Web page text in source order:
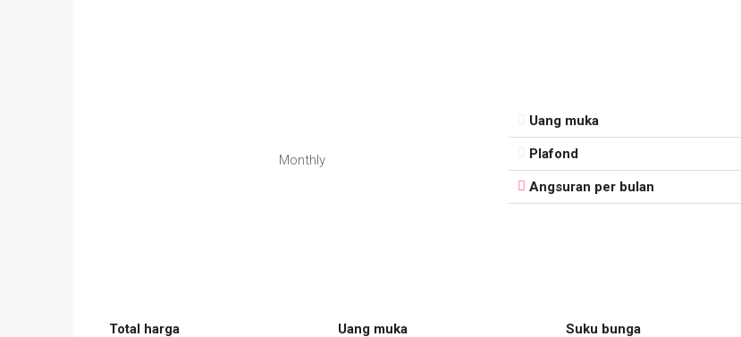
Monthly
Uang muka
Plafond
Angsuran per bulan
Total harga Uang muka Suku bunga